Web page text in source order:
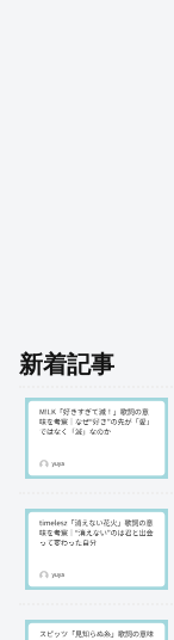
新着記事